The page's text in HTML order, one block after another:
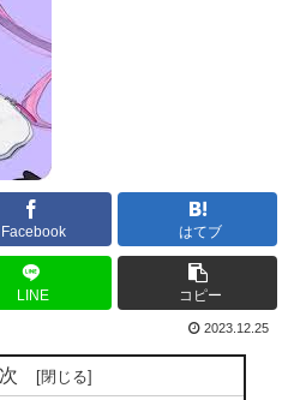
Facebook はてブ
LINE コピー
2023.12.25